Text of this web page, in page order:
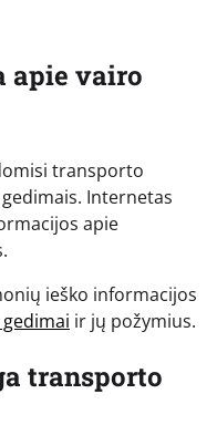
apie vairo
transporto
Internetas
apie
ieško informacijos
ir jų požymius.
transporto